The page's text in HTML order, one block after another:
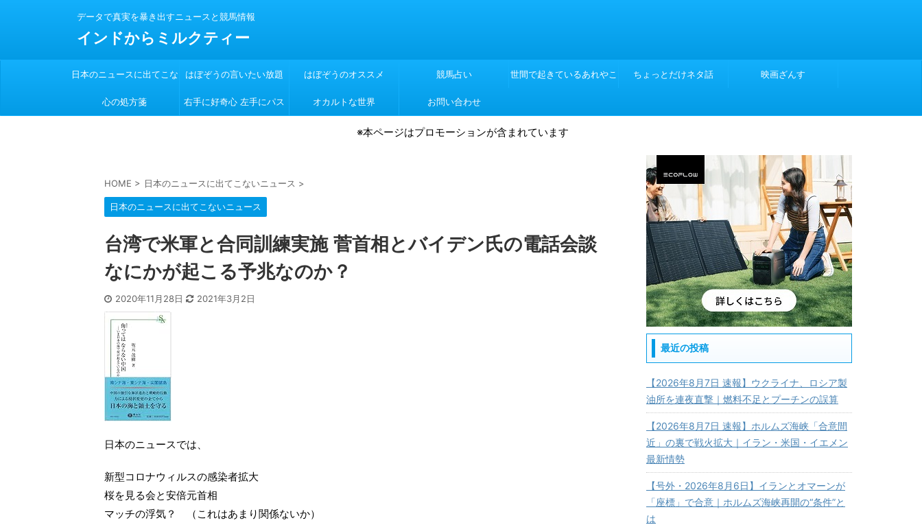
データで真実を暴き出すニュースと競馬情報
インドからミルクティー
日本のニュースに出てこな
い
はぼぞうの言いたい放題 はぼぞうのオススメ 競馬占い 世間で起きているあれやこ ちょっとだけネタ話 映画ざんす
心の処方箋 右手に好奇心 左手にパス オカルトな世界 お問い合わせ
※本ページはプロモーションが含まれています
HOME > 日本のニュースに出てこないニュース >
日本のニュースに出てこないニュース
台湾で米軍と合同訓練実施 菅首相とバイデン氏の電話会談
なにかが起こる予兆なのか？
2020年11月28日 2021年3月2日
日本のニュースでは、
新型コロナウィルスの感染者拡大
桜を見る会と安倍元首相
マッチの浮気？ （これはあまり関係ないか）
最近の投稿
【2026年8月7日 速報】ウクライナ、ロシア製
油所を連夜直撃｜燃料不足とプーチンの誤算
【2026年8月7日 速報】ホルムズ海峡「合意間
近」の裏で戦火拡大｜イラン・米国・イエメン
最新情勢
【号外・2026年8月6日】イランとオマーンが
「座標」で合意｜ホルムズ海峡再開の“条件”と
は